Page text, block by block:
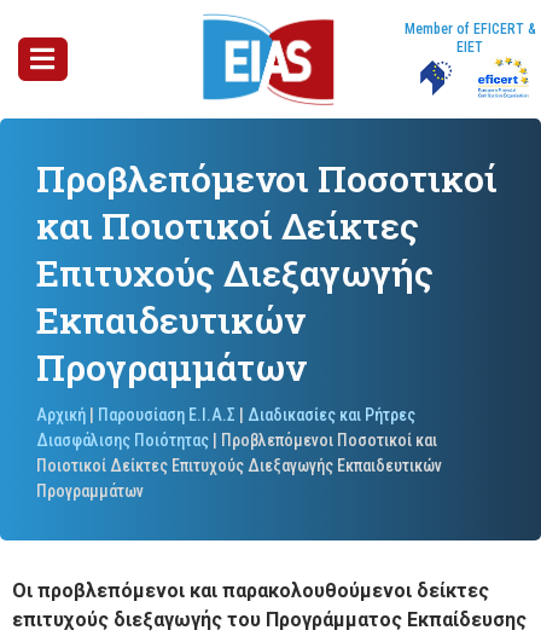
Member of EFICERT &
EIET
Προβλεπόμενοι Ποσοτικοί
και Ποιοτικοί Δείκτες
Επιτυχούς Διεξαγωγής
Εκπαιδευτικών
Προγραμμάτων
Αρχική Παρουσίαση Ε.Ι.Α.Σ
Διαδικασίες και Ρήτρες
Διασφάλισης Ποιότητας
Προβλεπόμενοι Ποσοτικοί και
Ποιοτικοί Δείκτες Επιτυχούς Διεξαγωγής Εκπαιδευτικών
Προγραμμάτων
Οι προβλεπόμενοι και παρακολουθούμενοι δείκτες
επιτυχούς διεξαγωγής του Προγράμματος Εκπαίδευσης